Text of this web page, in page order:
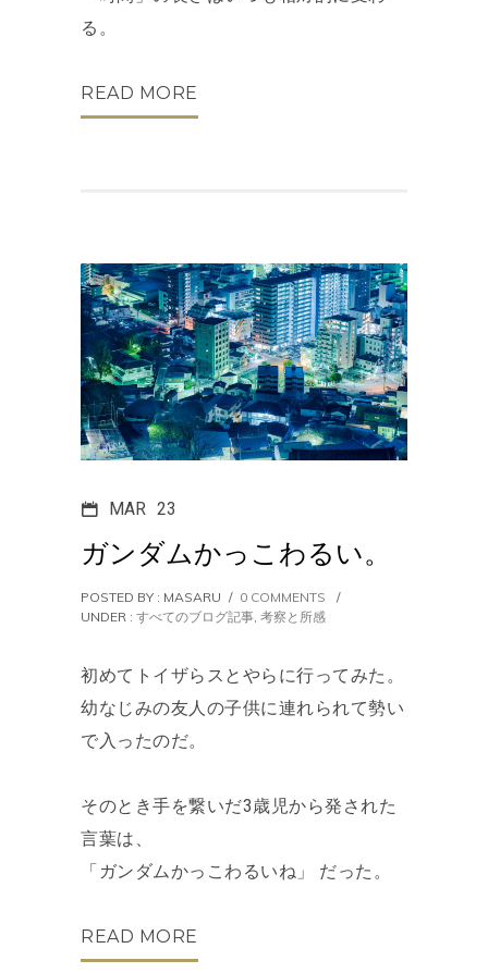
る。
READ MORE
MAR 23
ガンダムかっこわるい。
POSTED BY : MASARU / 0 COMMENTS
/
UNDER : すべてのブログ記事, 考察と所感
初めてトイザらスとやらに行ってみた。
幼なじみの友人の子供に連れられて勢い
で入ったのだ。
そのとき手を繋いだ3歳児から発された
言葉は、
「ガンダムかっこわるいね」 だった。
READ MORE